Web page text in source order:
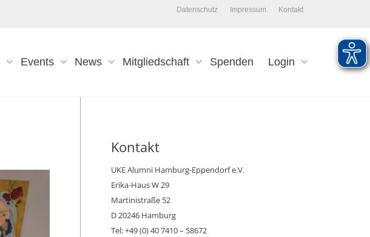
Datenschutz Impressum Kontakt
Events News Mitgliedschaft Spenden Login
Kontakt
UKE Alumni Hamburg-Eppendorf e.V.
Erika-Haus W 29
Martinistraße 52
D 20246 Hamburg
Tel: +49 (0) 40 7410 – 58672